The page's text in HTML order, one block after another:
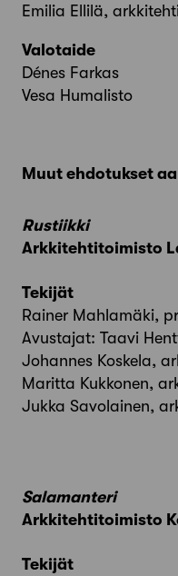
Emilia Ellilä,
Valotaide
Dénes Farkas
Vesa Humalisto
Muut ehdotukset
Rustiikki
Arkkitehtitoimisto
Tekijät
Rainer Mahlamäki,
Avustajat: Taavi
Johannes Koskela,
Maritta Kukkonen,
Jukka Savolainen,
Salamanteri
Arkkitehtitoimisto
Tekijät